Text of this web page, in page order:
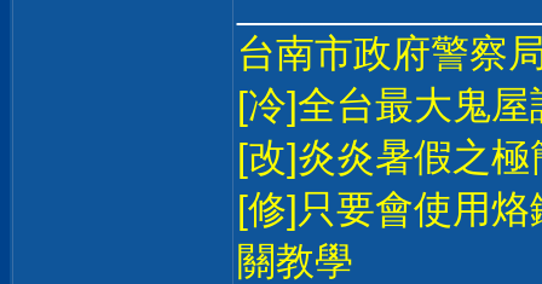
台南市政府警察
[冷]全台最大鬼屋
[改]炎炎暑假之
[修]只要會使用
關教學